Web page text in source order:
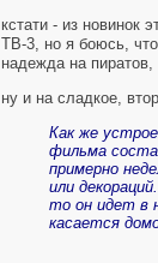
кстати - из новинок
ТВ-3, но я боюсь,
надежда на пиратов,
ну и на сладкое,
Как же
фильма
примерно
или
то он идет в
касается